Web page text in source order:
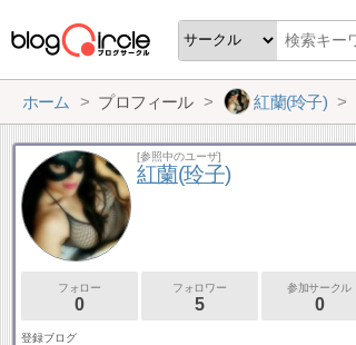
ホーム プロフィール 紅蘭(玲子)
[参照中のユーザ]
紅蘭(玲子)
フォロー
0
フォロワー
5
参加サークル
0
登録ブログ